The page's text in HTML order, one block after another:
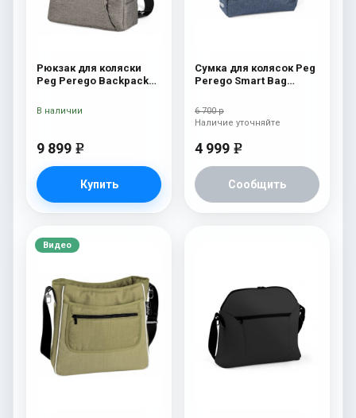
Рюкзак для коляски
Peg Perego Backpack
9 899 e
Купить
В наличии
Сумка для колясок Peg
Perego Smart Bag
6 700 р
4 999 e
Сообщить
Наличие уточняйте
Видео